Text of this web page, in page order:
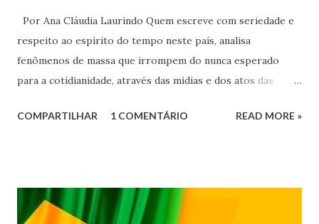
Por Ana Cláudia Laurindo Quem escreve com seriedade e
respeito ao espírito do tempo neste país, analisa
fenômenos de massa que irrompem do nunca esperado
para a cotidianidade, através das mídias e dos atos das
incongruentes, pinceladas com forte teor de insanidade que
COMPARTILHAR 1 COMENTÁRIO READ MORE »